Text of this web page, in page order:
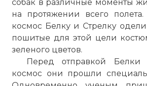
собак в различные моменты
на протяжении всего
космос Белку и Стрелку
пошитые для этой цели
зеленого цветов.
Перед отправкой
космос они прошли